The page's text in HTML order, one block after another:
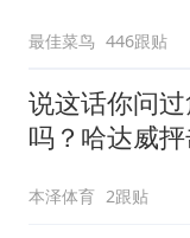
最佳菜鸟 446跟贴
说这话你问
吗？哈达威
本泽体育 2跟贴